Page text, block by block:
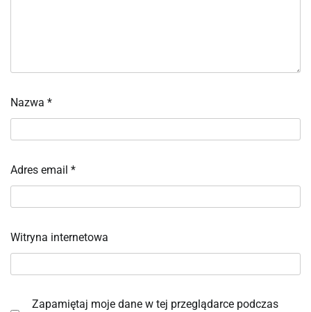
Nazwa *
Adres email *
Witryna internetowa
Zapamiętaj moje dane w tej przeglądarce podczas